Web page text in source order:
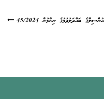
ބައްދަލުވުމުގެ ނިންމުން 45/2024